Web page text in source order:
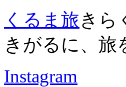
くるま旅きら
きがるに、旅
Instagram